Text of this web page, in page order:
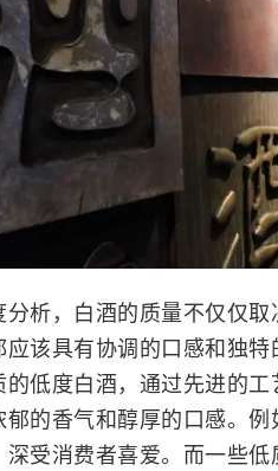
析，白酒的质量不仅仅
该具有协调的口感和独
低度白酒，通过先进的
的香气和醇厚的口感。
受消费者喜爱。而一些